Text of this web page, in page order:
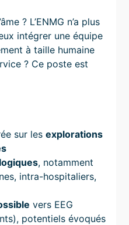
? L’ENMG n’a plus
intégrer une équipe
à taille humaine
? Ce poste est
sur lesexplorations
, notamment
intra-hospitaliers,
vers EEG
potentiels évoqués